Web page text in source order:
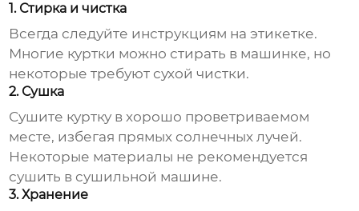
1. Стирка и чистка
Всегда следуйте инструкциям на этикетке.
Многие куртки можно стирать в машинке, но
некоторые требуют сухой чистки.
2. Сушка
Сушите куртку в хорошо проветриваемом
месте, избегая прямых солнечных лучей.
Некоторые материалы не рекомендуется
сушить в сушильной машине.
3. Хранение